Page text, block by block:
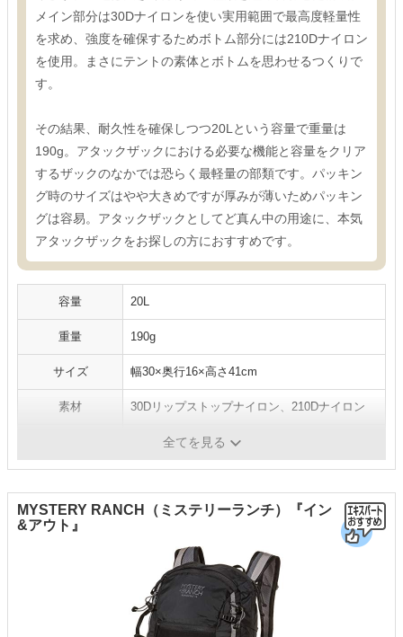
メイン部分は30Dナイロンを使い実用範囲で最高度軽量性
を求め、強度を確保するためボトム部分には210Dナイロン
を使用。まさにテントの素体とボトムを思わせるつくりで
す。
その結果、耐久性を確保しつつ20Lという容量で重量は
190g。アタックザックにおける必要な機能と容量をクリア
するザックのなかでは恐らく最軽量の部類です。パッキン
グ時のサイズはやや大きめですが厚みが薄いためパッキン
グは容易。アタックザックとしてど真ん中の用途に、本気
アタックザックをお探しの方におすすめです。
容量 20L
重量 190g
サイズ 幅30×奥行16×高さ41cm
素材 30Dリップストップナイロン、210Dナイロン
フォレストグリーン、オレンジ
全てを見る
MYSTERY RANCH（ミステリーランチ）『イン
&アウト』